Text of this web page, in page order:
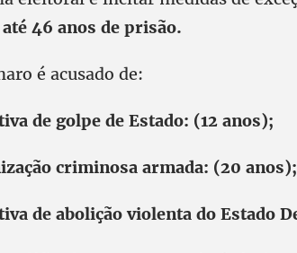
46 anos de prisão.
é acusado de:
de golpe de Estado: (12 anos);
criminosa armada: (20 anos);
de abolição violenta do Estado